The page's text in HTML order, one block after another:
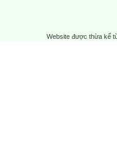
Website được thừa kế